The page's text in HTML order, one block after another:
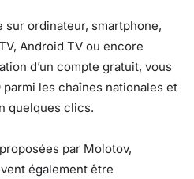
ordinateur, smartphone,
Android TV ou encore
d’un compte gratuit, vous
parmi les chaînes nationales et
quelques clics.
par Molotov,
également être